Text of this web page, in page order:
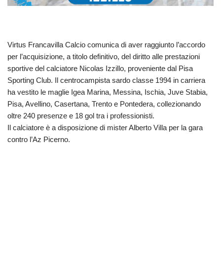
Virtus Francavilla Calcio comunica di aver raggiunto l’accordo
per l’acquisizione, a titolo definitivo, del diritto alle prestazioni
sportive del calciatore Nicolas Izzillo, proveniente dal Pisa
Sporting Club. Il centrocampista sardo classe 1994 in carriera
ha vestito le maglie Igea Marina, Messina, Ischia, Juve Stabia,
Pisa, Avellino, Casertana, Trento e Pontedera, collezionando
oltre 240 presenze e 18 gol tra i professionisti.
Il calciatore è a disposizione di mister Alberto Villa per la gara
contro l’Az Picerno.